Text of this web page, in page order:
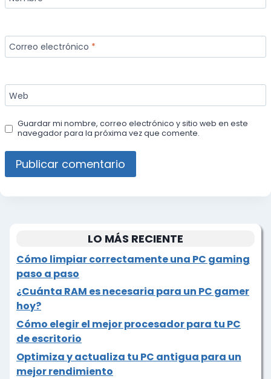
Correo electrónico *
Web
Guardar mi nombre, correo electrónico y sitio web en este
navegador para la próxima vez que comente.
LO MÁS RECIENTE
Cómo limpiar correctamente una PC gaming
paso a paso
¿Cuánta RAM es necesaria para un PC gamer
hoy?
Cómo elegir el mejor procesador para tu PC
de escritorio
Optimiza y actualiza tu PC antigua para un
mejor rendimiento